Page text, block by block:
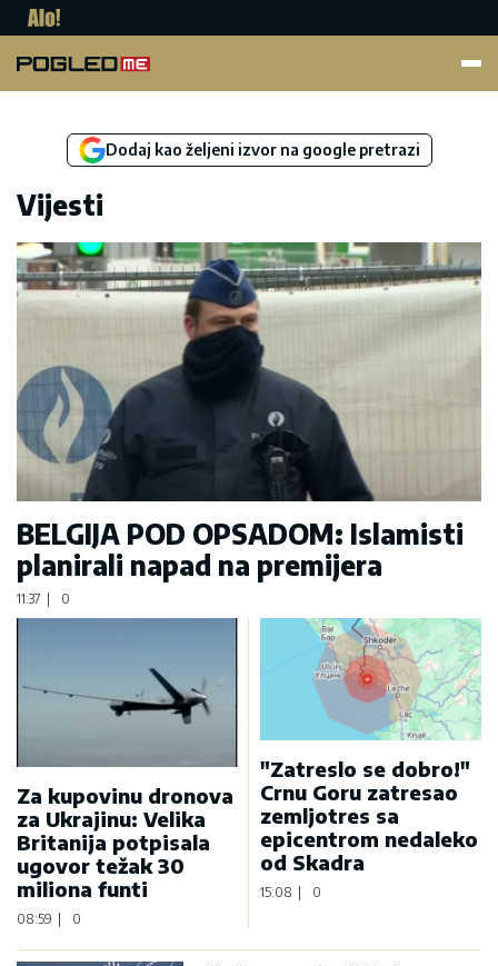
Dodaj kao željeni izvor na google pretrazi
Vijesti
BELGIJA POD OPSADOM: Islamisti
planirali napad na premijera
11:37 0
Za kupovinu dronova
za Ukrajinu: Velika
Britanija potpisala
ugovor težak 30
miliona funti
08:59 0
"Zatreslo se dobro!"
Crnu Goru zatresao
zemljotres sa
epicentrom nedaleko
od Skadra
15:08 | 0